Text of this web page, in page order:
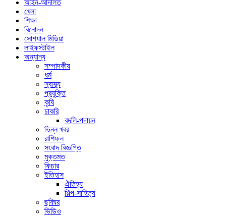
আইন-আদালত
খেলা
শিক্ষা
বিনোদন
সোশ্যাল মিডিয়া
লাইফস্টাইল
অন্যান্য
সম্পাদকীয়
ধর্ম
স্বাস্থ্য
প্রযুক্তি
কৃষি
চাকরি
বদলি-পদায়ন
ভিন্ন খবর
রাশিফল
সংবাদ বিজ্ঞপ্তি
মুক্তমত
ফিচার
ইতিহাস
ঐতিহ্য
শিল্প-সাহিত্য
ছবিঘর
ভিডিও